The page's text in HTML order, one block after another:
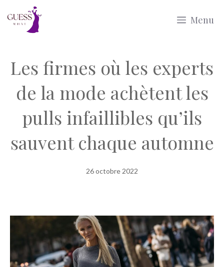
Menu
Les firmes où les experts
de la mode achètent les
pulls infaillibles qu’ils
sauvent chaque automne
26 octobre 2022